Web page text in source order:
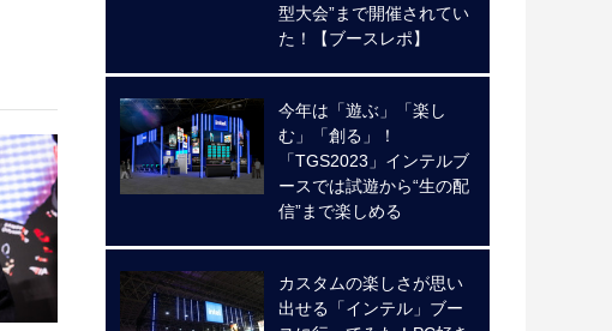
型大会”まで開催されてい
た！【ブースレポ】
今年は「遊ぶ」「楽し
む」「創る」！
「TGS2023」インテルブ
ースでは試遊から“生の配
信”まで楽しめる
カスタムの楽しさが思い
出せる「インテル」ブー